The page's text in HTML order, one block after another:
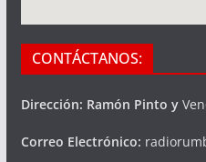
CONTÁCTANOS:
Dirección: Ramón Pinto y
Correo Electrónico: